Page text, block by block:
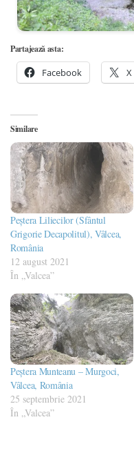
Partajează asta:
Facebook X
Similare
Peștera Liliecilor (Sfântul
Grigorie Decapolitul), Vâlcea,
România
12 august 2021
În „Valcea”
Peștera Munteanu – Murgoci,
Vâlcea, România
25 septembrie 2021
În „Valcea”